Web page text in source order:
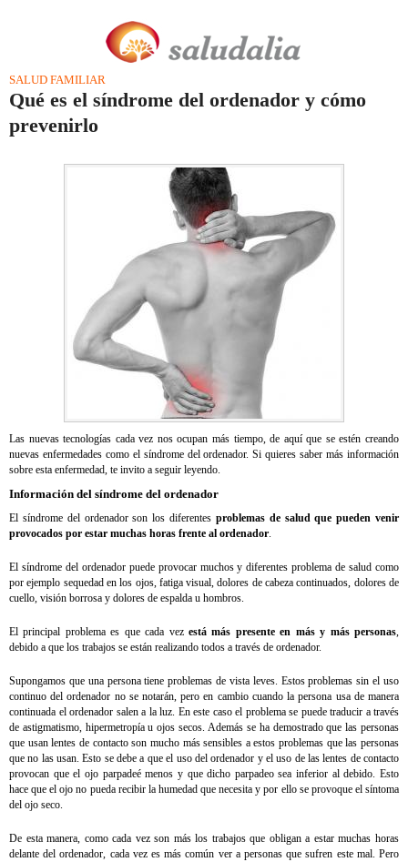
SALUD FAMILIAR
Qué es el síndrome del ordenador y cómo
prevenirlo
Las nuevas tecnologías cada vez nos ocupan más tiempo, de aquí que se estén creando
nuevas enfermedades como el síndrome del ordenador. Si quieres saber más información
sobre esta enfermedad, te invito a seguir leyendo.
Información del síndrome del ordenador
El síndrome del ordenador son los diferentes problemas de salud que pueden venir
provocados por estar muchas horas frente al ordenador.
El síndrome del ordenador puede provocar muchos y diferentes problema de salud como
por ejemplo sequedad en los ojos, fatiga visual, dolores de cabeza continuados, dolores de
cuello, visión borrosa y dolores de espalda u hombros.
El principal problema es que cada vez está más presente en más y más personas,
debido a que los trabajos se están realizando todos a través de ordenador.
Supongamos que una persona tiene problemas de vista leves. Estos problemas sin el uso
continuo del ordenador no se notarán, pero en cambio cuando la persona usa de manera
continuada el ordenador salen a la luz. En este caso el problema se puede traducir a través
de astigmatismo, hipermetropía u ojos secos. Además se ha demostrado que las personas
que usan lentes de contacto son mucho más sensibles a estos problemas que las personas
que no las usan. Esto se debe a que el uso del ordenador y el uso de las lentes de contacto
provocan que el ojo parpadeé menos y que dicho parpadeo sea inferior al debido. Esto
hace que el ojo no pueda recibir la humedad que necesita y por ello se provoque el síntoma
del ojo seco.
De esta manera, como cada vez son más los trabajos que obligan a estar muchas horas
delante del ordenador, cada vez es más común ver a personas que sufren este mal. Pero